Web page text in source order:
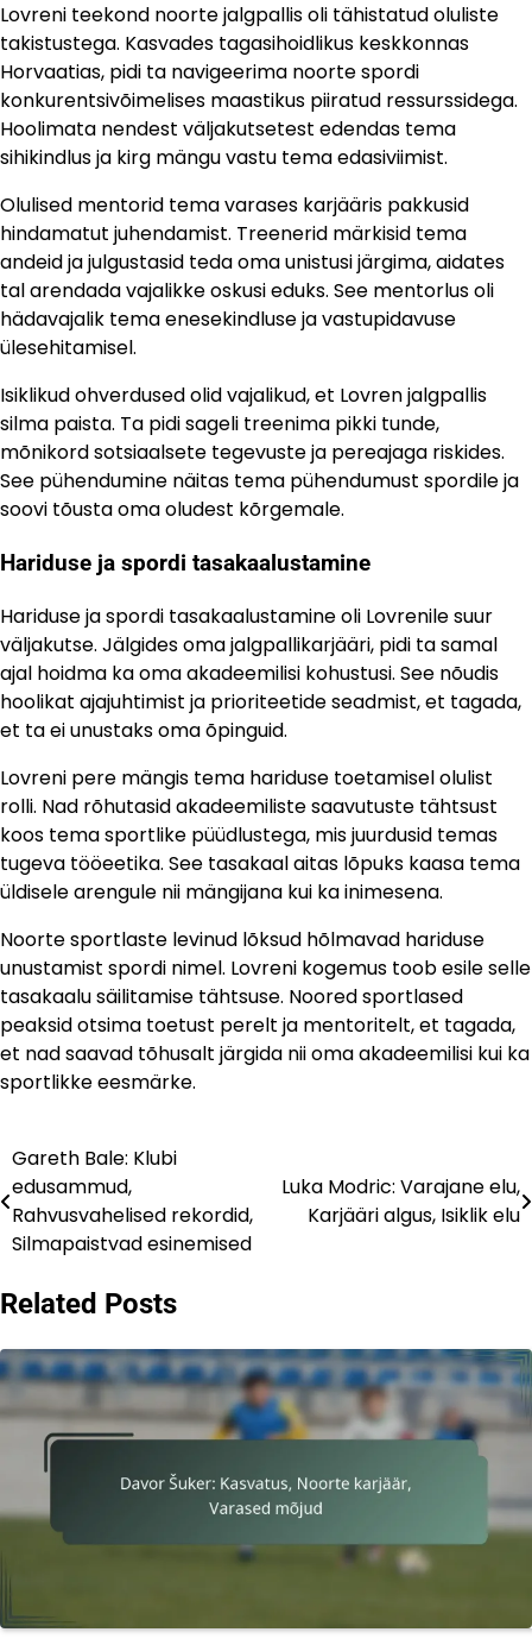
Lovreni teekond noorte jalgpallis oli tähistatud oluliste
takistustega. Kasvades tagasihoidlikus keskkonnas
Horvaatias, pidi ta navigeerima noorte spordi
konkurentsivõimelises maastikus piiratud ressurssidega.
Hoolimata nendest väljakutsetest edendas tema
sihikindlus ja kirg mängu vastu tema edasiviimist.
Olulised mentorid tema varases karjääris pakkusid
hindamatut juhendamist. Treenerid märkisid tema
andeid ja julgustasid teda oma unistusi järgima, aidates
tal arendada vajalikke oskusi eduks. See mentorlus oli
hädavajalik tema enesekindluse ja vastupidavuse
ülesehitamisel.
Isiklikud ohverdused olid vajalikud, et Lovren jalgpallis
silma paista. Ta pidi sageli treenima pikki tunde,
mõnikord sotsiaalsete tegevuste ja pereajaga riskides.
See pühendumine näitas tema pühendumust spordile ja
soovi tõusta oma oludest kõrgemale.
Hariduse ja spordi tasakaalustamine
Hariduse ja spordi tasakaalustamine oli Lovrenile suur
väljakutse. Jälgides oma jalgpallikarjääri, pidi ta samal
ajal hoidma ka oma akadeemilisi kohustusi. See nõudis
hoolikat ajajuhtimist ja prioriteetide seadmist, et tagada,
et ta ei unustaks oma õpinguid.
Lovreni pere mängis tema hariduse toetamisel olulist
rolli. Nad rõhutasid akadeemiliste saavutuste tähtsust
koos tema sportlike püüdlustega, mis juurdusid temas
tugeva tööeetika. See tasakaal aitas lõpuks kaasa tema
üldisele arengule nii mängijana kui ka inimesena.
Noorte sportlaste levinud lõksud hõlmavad hariduse
unustamist spordi nimel. Lovreni kogemus toob esile selle
tasakaalu säilitamise tähtsuse. Noored sportlased
peaksid otsima toetust perelt ja mentoritelt, et tagada,
et nad saavad tõhusalt järgida nii oma akadeemilisi kui ka
sportlikke eesmärke.
Post
navigation
Gareth Bale: Klubi
edusammud,
Rahvusvahelised rekordid,
Silmapaistvad esinemised
Luka Modric: Varajane elu,
Karjääri algus, Isiklik elu
Related Posts